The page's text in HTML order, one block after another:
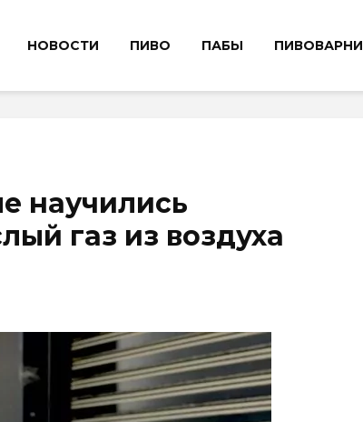
НОВОСТИ ПИВО ПАБЫ ПИВОВАРНИ
научились
газ из воздуха